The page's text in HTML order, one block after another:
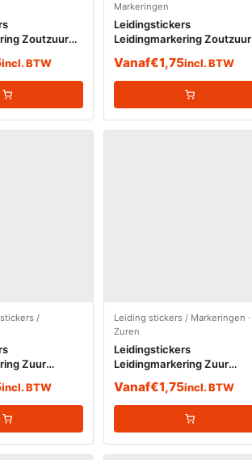
Zoutzuur
incl. BTW
Markeringen
Leidingstickers
Leidingmarkering Zoutzuur
Vanaf€1,75incl. BTW
/
Zuur
incl. BTW
Leiding stickers / Markeringen ·
Zuren
Leidingstickers
Leidingmarkering Zuur
Vanaf€1,75incl. BTW